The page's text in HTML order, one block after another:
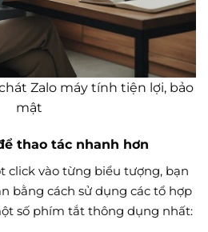
Zalo máy tính tiện lợi, bảo
mật
thao tác nhanh hơn
click vào từng biểu tượng, bạn
bằng cách sử dụng các tổ hợp
số phím tắt thông dụng nhất: